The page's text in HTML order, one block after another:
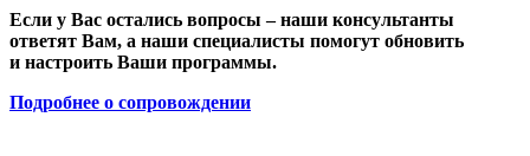
Если у Вас остались вопросы – наши консультанты
ответят Вам, а наши специалисты помогут обновить
и настроить Ваши программы.
Подробнее о сопровождении